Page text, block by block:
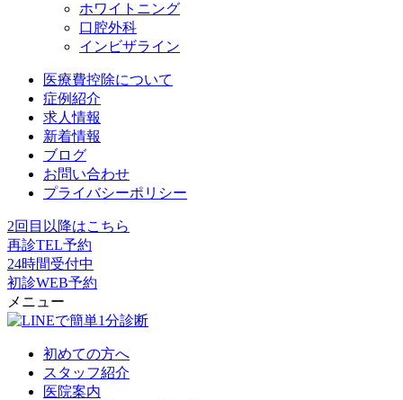
ホワイトニング
口腔外科
インビザライン
医療費控除について
症例紹介
求人情報
新着情報
ブログ
お問い合わせ
プライバシーポリシー
2回目以降はこちら
再診TEL予約
24時間受付中
初診WEB予約
メニュー
初めての方へ
スタッフ紹介
医院案内